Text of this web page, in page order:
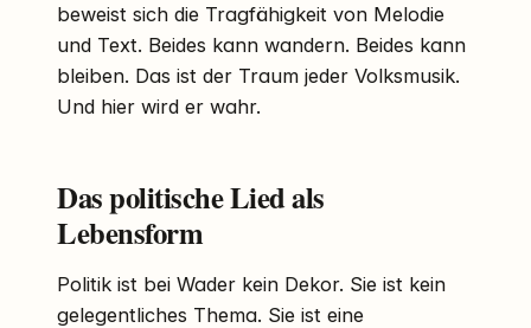
beweist sich die Tragfähigkeit von Melodie
und Text. Beides kann wandern. Beides kann
bleiben. Das ist der Traum jeder Volksmusik.
Und hier wird er wahr.
Das politische Lied als
Lebensform
Politik ist bei Wader kein Dekor. Sie ist kein
gelegentliches Thema. Sie ist eine